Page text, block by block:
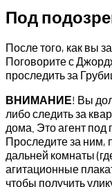
Под
После того, как вы
Поговорите с
проследить за
ВНИМАНИЕ! Вы
либо следить за
дома. Это агент под
Проследите за ним,
дальней комнаты
агитационные
чтобы получить